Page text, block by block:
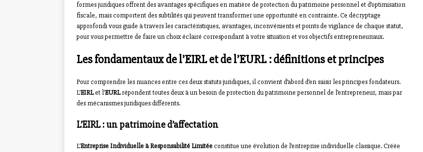
formes juridiques offrent des avantages spécifiques en matière de protection du patrimoine personnel et d’optimisation
fiscale, mais comportent des subtilités qui peuvent transformer une opportunité en contrainte. Ce décryptage
approfondi vous guide à travers les caractéristiques, avantages, inconvénients et points de vigilance de chaque statut,
pour vous permettre de faire un choix éclairé correspondant à votre situation et vos objectifs entrepreneuriaux.
Les fondamentaux de l’EIRL et de l’EURL : définitions et principes
Pour comprendre les nuances entre ces deux statuts juridiques, il convient d’abord d’en saisir les principes fondateurs.
L’EIRLet l’EURLrépondent toutes deux à un besoin de protection du patrimoine personnel de l’entrepreneur, mais par
des mécanismes juridiques différents.
L’EIRL : un patrimoine d’affectation
L’Entreprise Individuelle à Responsabilité Limitéeconstitue une évolution de l’entreprise individuelle classique. Créée